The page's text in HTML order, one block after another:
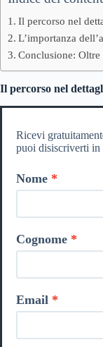
Il percorso nel
L’importanza
Conclusione: Oltre
Il percorso nel
Ricevi
puoi disiscriverti in
Nome
Cognome
Email